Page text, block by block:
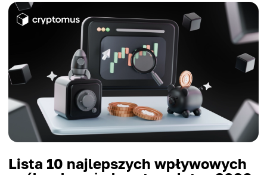
Lista 10 najlepszych wpływowych